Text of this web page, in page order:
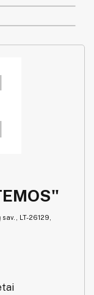
LT-26129,